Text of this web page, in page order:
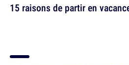
15 raisons de partir en